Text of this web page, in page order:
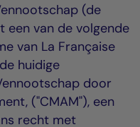
(de
een van de volgende
van La Française
huidige
door
("CMAM"), een
recht met